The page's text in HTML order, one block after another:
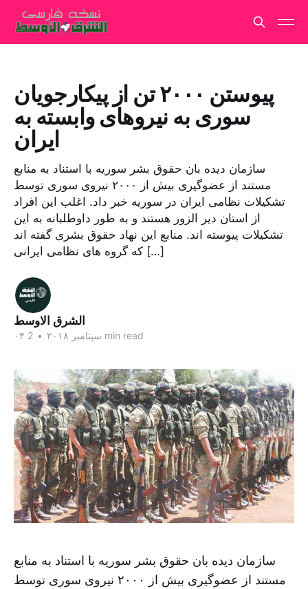
پیوستن ۲۰۰۰ تن از پیکارجویان
سوری به نیروهاى وابسته به
ایران
سازمان دیده بان حقوق بشر سوریه با استناد به منابع
مستند از عضوگیری بیش از ۲۰۰۰ نیروی سوری توسط
تشکیلات نظامی ایران در سوریه خبر داد. اغلب این افراد
از استان دیر الزور هستند و به طور داوطلبانه به این
تشکیلات پیوسته اند. منابع این نهاد حقوق بشری گفته اند
که گروه های نظامی ایرانی […]
الشرق الاوسط
۰۴ سپتامبر ۲۰۱۸ • 2 min read
سازمان دیده بان حقوق بشر سوریه با استناد به منابع
مستند از عضوگیری بیش از ۲۰۰۰ نیروی سوری توسط